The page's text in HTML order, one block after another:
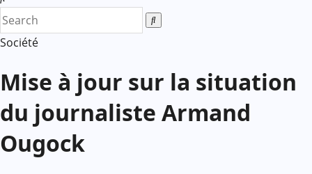
Société
Mise à jour sur la situation
du journaliste Armand
Ougock